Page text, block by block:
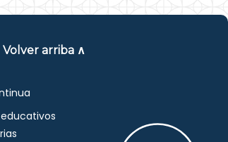
Volver arriba ∧